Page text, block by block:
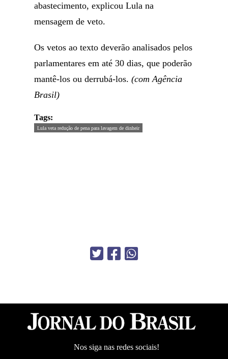
abastecimento, explicou Lula na
mensagem de veto.
Os vetos ao texto deverão analisados pelos
parlamentares em até 30 dias, que poderão
mantê-los ou derrubá-los.(com Agência
Brasil)
Tags:
Lula veta redução de pena para lavagem de dinheir
Nos siga nas redes sociais!